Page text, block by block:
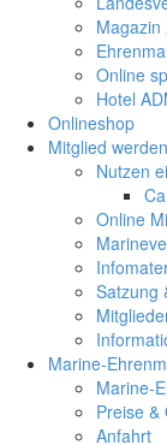
Magazin
Online
Hotel
Onlineshop
Mitglied
Nutzen
Online
Satzung
Marine-
Marine-
Preise &
Anfahrt